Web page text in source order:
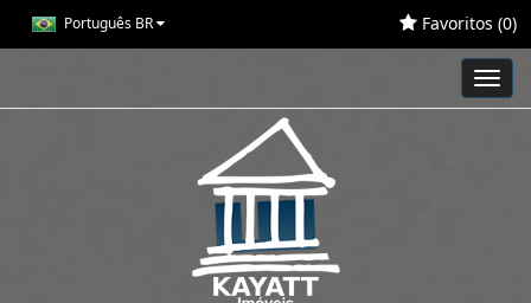
Português BR Favoritos (0)